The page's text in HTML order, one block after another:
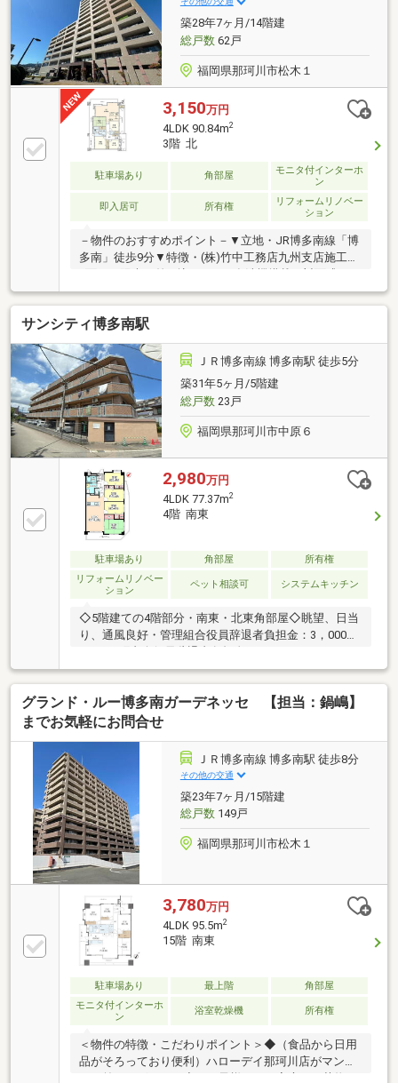
【５０年】※月々返済【６６，３５３円】●住宅ローン
●資金計画●税金関係●購入の流れを全て分かりやすく
ご説明いたします。
築28年7ヶ月/14階建
総戸数62戸
福岡県那珂川市松木１
3,150万円
4LDK 90.84m2
3階 北
駐車場あり 角部屋
モニタ付インターホ
ン
即入居可 所有権
リフォームリノベー
ション
－物件のおすすめポイント－▼立地・JR博多南線「博
多南」徒歩9分▼特徴・(株)竹中工務店九州支店施工・
2面から陽光が差し込むLDK・食洗機搭載の対面式カウ
ンターキッチン・全居室に収納スペースを確保・3面
バルコニー、外玄関・キッチン・洗面室からも出入り
可・門扉付玄関ポーチ有▼室内リフォーム履歴【2018
年2月】キッチン・UB・洗面台交換、フローリング上
張り【2026年1月】トイレ交換、全室クロス張替▼周
辺環境・ハローデイ那珂川店 徒歩1分(約70m)■ ご希望
の住まい探しをお手伝いします ━━━━━・・・物件
の詳細・ご相談はお気軽にお問い合わせください。
サンシティ博多南駅
ＪＲ博多南線 博多南駅 徒歩5分
築31年5ヶ月/5階建
総戸数23戸
福岡県那珂川市中原６
2,980万円
4LDK 77.37m2
4階 南東
駐車場あり 角部屋
所有権
リフォームリノベー
ション
ペット相談可 システムキッチン
◇5階建ての4階部分・南東・北東角部屋◇眺望、日当
り、通風良好・管理組合役員辞退者負担金：3，000
円/月・町内会役員辞退者負担金：3，000円/月
グランド・ルー博多南ガーデネッセ 【担当：鍋嶋】
までお気軽にお問合せ
ＪＲ博多南線 博多南駅 徒歩8分
その他の交通
築23年7ヶ月/15階建
総戸数149戸
福岡県那珂川市松木１
3,780万円
4LDK 95.5m2
15階 南東
駐車場あり 最上階
角部屋
モニタ付インターホ
ン
浴室乾燥機 所有権
＜物件の特徴・こだわりポイント＞◆（食品から日用
品がそろっており便利）ハローデイ那珂川店がマンシ
ョン前にございます◆（お子様のいる家庭や、荷物が